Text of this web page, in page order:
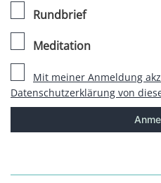
Rundbrief
Meditation
Mit meiner Anmeldung
Datenschutzerklärung von